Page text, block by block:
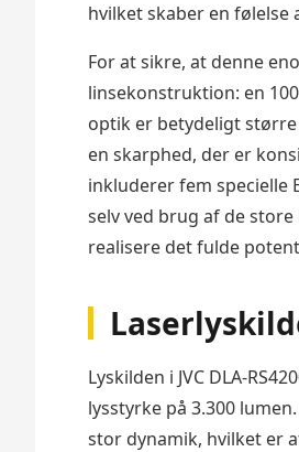
hvilket skaber en følelse
For at sikre, at denne
linsekonstruktion: en
optik er betydeligt
en skarphed, der er
inkluderer fem specielle
selv ved brug af de
realisere det fulde
Lyskilden i JVC DLA-
lysstyrke på 3.300
stor dynamik, hvilket er